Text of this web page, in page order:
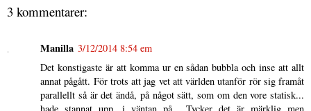
3 kommentarer:
Manilla 3/12/2014 8:54 em
Det konstigaste är att komma ur en sådan bubbla och inse att allt
annat pågått. För trots att jag vet att världen utanför rör sig framåt
parallellt så är det ändå, på något sätt, som om den vore statisk...
hade stannat upp, i väntan på... Tycker det är märklig men